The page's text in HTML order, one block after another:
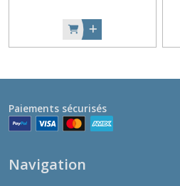
Paiements sécurisés
Navigation